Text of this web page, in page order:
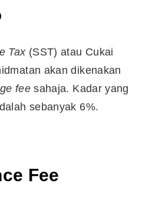
Tax(SST) atau Cukai
akan dikenakan
feesahaja. Kadar yang
sebanyak 6%.
Fee